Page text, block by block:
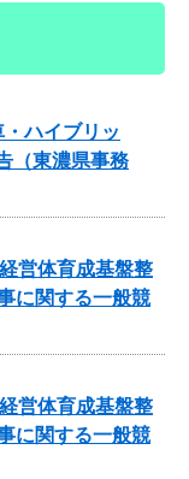
ハイブリッ
（東濃県事務
営体育成基盤整
に関する一般競
営体育成基盤整
に関する一般競